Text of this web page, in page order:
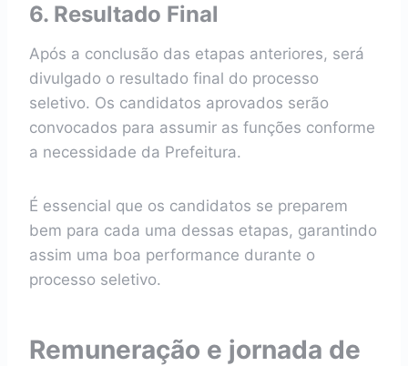
6. Resultado Final
Após a conclusão das etapas anteriores, será
divulgado o resultado final do processo
seletivo. Os candidatos aprovados serão
convocados para assumir as funções conforme
a necessidade da Prefeitura.
É essencial que os candidatos se preparem
bem para cada uma dessas etapas, garantindo
assim uma boa performance durante o
processo seletivo.
Remuneração e jornada de